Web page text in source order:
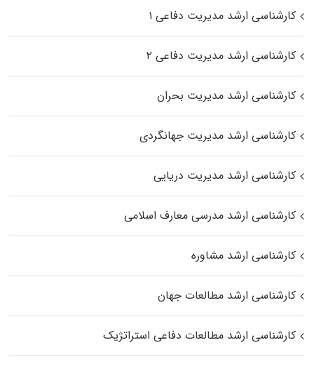
کارشناسی ارشد مدیریت دفاعی ۱
کارشناسی ارشد مدیریت دفاعی ۲
کارشناسی ارشد مدیریت بحران
کارشناسی ارشد مدیریت جهانگردی
کارشناسی ارشد مدیریت دریایی
کارشناسی ارشد مدرسی معارف اسلامی
کارشناسی ارشد مشاوره
کارشناسی ارشد مطالعات جهان
کارشناسی ارشد مطالعات دفاعی استراتژیک